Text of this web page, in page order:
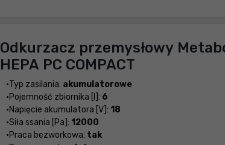
Odkurzacz przemysłowy
HEPA PC COMPACT
Typ zasilania: akumulatorowe
Pojemność zbiornika [l]: 6
Napięcie akumulatora [V]: 18
Siła ssania [Pa]: 12000
Praca bezworkowa: tak